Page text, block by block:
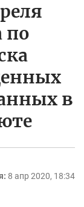
по
в
8 апр 2020, 18:34